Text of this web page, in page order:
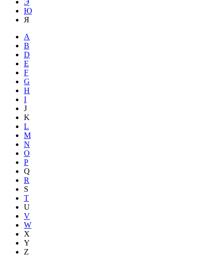
Э
Ю
Я
A
B
D
E
F
G
H
I
J
K
L
M
N
O
P
Q
R
S
T
U
V
W
X
Y
Z